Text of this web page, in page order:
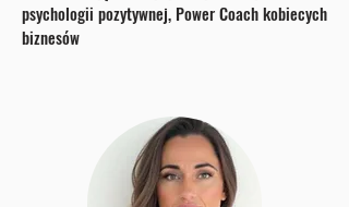
psychologii pozytywnej, Power Coach kobiecych
biznesów